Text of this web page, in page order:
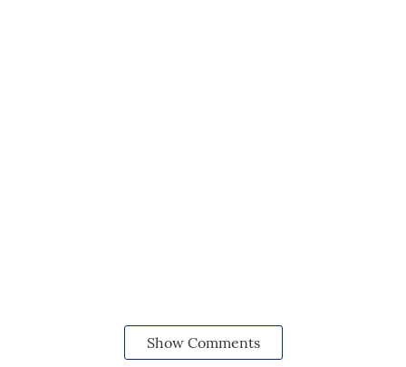
Show Comments